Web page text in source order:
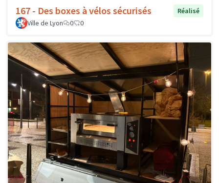
167 - Des boxes à vélos sécurisés
Réalisé
Ville de Lyon
0 0